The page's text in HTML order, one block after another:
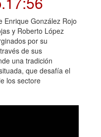
Enrique González Rojo
y Roberto López
por su
de sus
una tradición
que desafía el
los sectore